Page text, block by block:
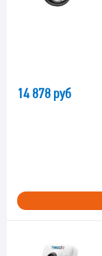
14 878 руб